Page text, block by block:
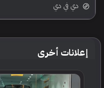
دي في دي
إعلانات أخرى